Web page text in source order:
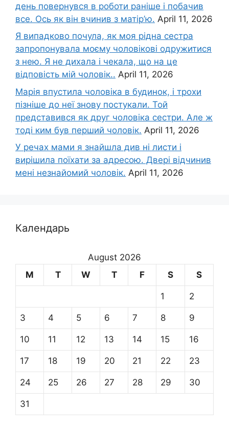
день повернувся в роботи раніше і побачив
все. Ось як він вчинив з матір’ю. April 11, 2026
Я випадково почула, як моя рідна сестра
запропонувала моєму чоловікові одружитися
з нею. Я не дихала і чекала, що на це
відповість мій чоловік.. April 11, 2026
Марія впустила чоловіка в будинок, і трохи
пізніше до неї знову постукали. Той
представився як друг чоловіка сестри. Але ж
тоді ким був перший чоловік. April 11, 2026
У речах мами я знайшла див ні листи і
вирішила поїхати за адресою. Двері відчинив
мені незнайомий чоловік. April 11, 2026
Календарь
August 2026
M
T W T F S S
1 2
3 4 5 6 7 8 9
10 11 12 13 14 15 16
17 18 19 20 21 22 23
24 25 26 27 28 29 30
31